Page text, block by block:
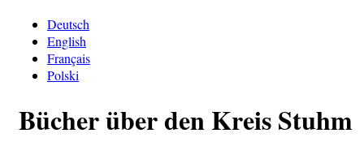
Deutsch
English
Français
Polski
Bücher über den Kreis Stuhm